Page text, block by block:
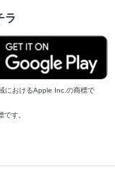
ラ
におけるApple Inc.の商標で
す。